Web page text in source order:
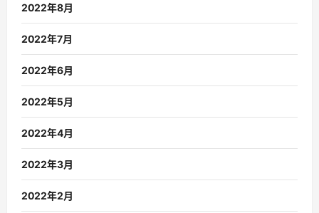
2022年8月
2022年7月
2022年6月
2022年5月
2022年4月
2022年3月
2022年2月